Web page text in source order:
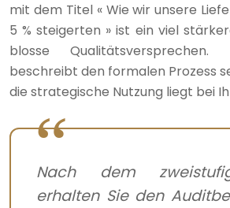
mit dem Titel « Wie wir unsere
5 % steigerten » ist ein viel
blosse
beschreibt den formalen Prozess
die strategische Nutzung liegt bei
Nach dem
erhalten Sie den